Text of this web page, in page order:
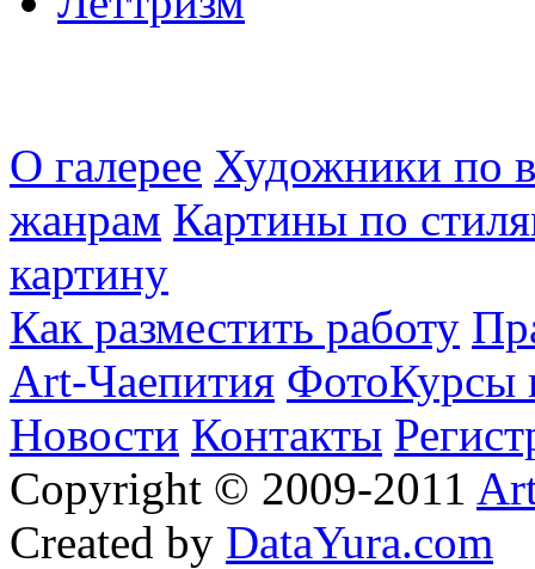
О галерее Художники по
жанрам Картины по
картину
Как разместить работу
Art-Чаепития ФотоКурсы
Новости Контакты
Copyright © 2009-2011
Created by DataYura.com